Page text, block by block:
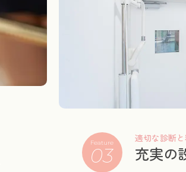
Feature
03
適切な診断
充実の